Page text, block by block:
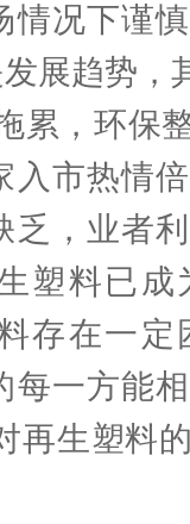
情况下谨
展趋势，
，环保整
入市热情
乏，业者
塑料已
存在一
每一方能
再生塑料